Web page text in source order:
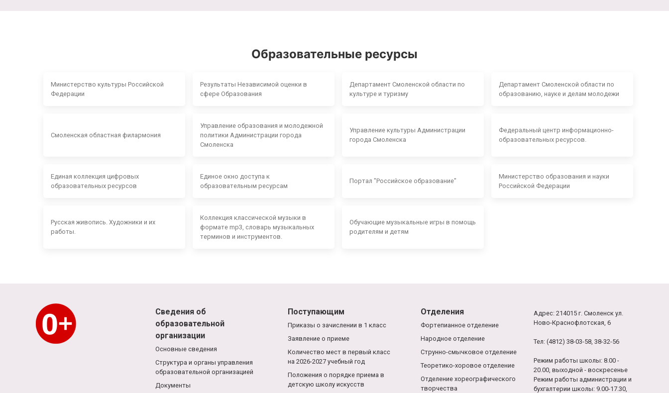
Образовательные ресурсы
Министерство культуры Российской
Федерации
Результаты Независимой оценки в
сфере Образования
Департамент Смоленской области по
культуре и туризму
Департамент Смоленской области по
образованию, науке и делам молодежи
Смоленская областная филармония
Управление образования и молодежной
политики Администрации города
Смоленска
Управление культуры Администрации
города Смоленска
Федеральный центр информационно-
образовательных ресурсов.
Единая коллекция цифровых
образовательных ресурсов
Единое окно доступа к
образовательным ресурсам
Портал "Российское образование"
Министерство образования и науки
Российской Федерации
Русская живопись. Художники и их
работы.
Коллекция классической музыки в
формате mp3, словарь музыкальных
терминов и инструментов.
Обучающие музыкальные игры в помощь
родителям и детям
Сведения об
образовательной
организации
Основные сведения
Структура и органы управления
образовательной организацией
Документы
Поступающим
Приказы о зачислении в 1 класс
Заявление о приеме
Количество мест в первый класс
на 2026-2027 учебный год
Положения о порядке приема в
детскую школу искусств
Отделения
Фортепианное отделение
Народное отделение
Струнно-смычковое отделение
Теоретико-хоровое отделение
Отделение хореографического
творчества
Адрес: 214015 г. Смоленск ул.
Ново-Краснофлотская, 6
Тел: (4812) 38-03-58, 38-32-56
Режим работы школы: 8.00 -
20.00, выходной - воскресенье
Режим работы администрации и
бухгалтерии школы: 9.00-17.30,